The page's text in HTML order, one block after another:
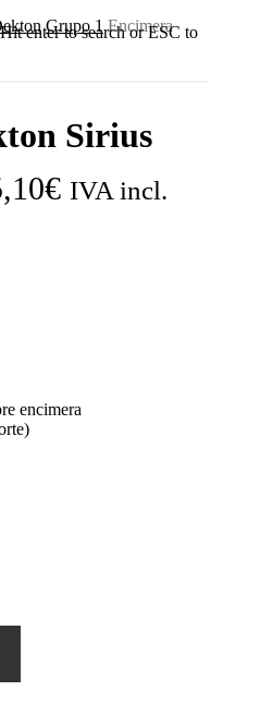
Hit enter to search or ESC to
Grupo 1 Encimera
Sirius
€Rango
IVA incl.
encimera